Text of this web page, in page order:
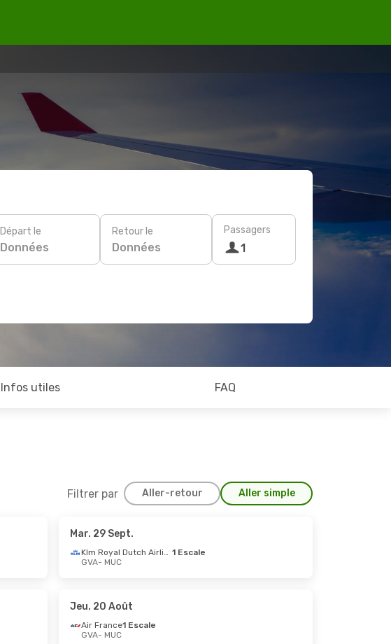
Départ le
Données
Retour le
Données
Passagers
1
Infos utiles FAQ
Filtrer par Aller-retour Aller simple
- Sam. 29 Août
Mar. 29 Sept.
Klm Royal Dutch Airlines 1 Escale
GVA- MUC
Jeu. 20 Août
Air France1 Escale
GVA- MUC